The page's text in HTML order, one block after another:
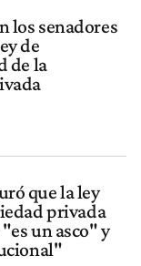
los senadores
de
de la
que la ley
privada
un asco" y